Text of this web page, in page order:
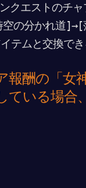
クエストのチ
の分かれ道]→[
テムと交換で
酬の「女
ている場合